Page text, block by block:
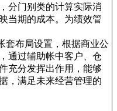
分门别类的计算实际消
当期的成本。为绩效管
套布局设置，根据商业公
通过辅助帐中客户、仓
充分发挥出作用，能够
，满足未来经营管理的